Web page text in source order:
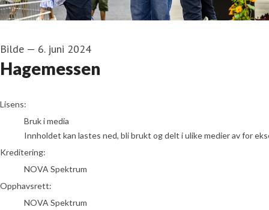
Bilde — 6. juni 2024
Hagemessen
NOVA Spektrum
Lisens:
Bruk i media
Innholdet kan lastes ned, bli brukt og delt i ulike medier av for
Kreditering:
NOVA Spektrum
Opphavsrett:
NOVA Spektrum